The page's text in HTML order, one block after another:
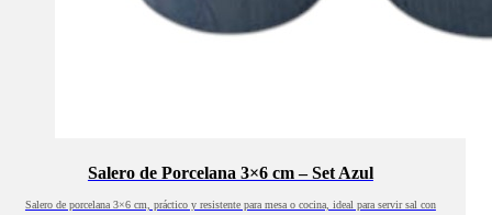
Salero de Porcelana 3×6 cm – Set Azul
Salero de porcelana 3×6 cm, práctico y resistente para mesa o cocina, ideal para servir sal con